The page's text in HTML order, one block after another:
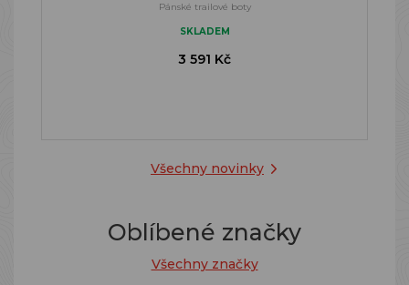
Všechny novinky
Pánské trailové boty
SKLADEM
3 591 Kč
Oblíbené značky
Všechny značky